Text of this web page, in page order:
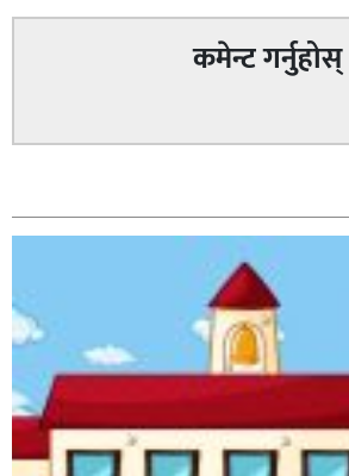
कमेन्ट गर्नुहोस्